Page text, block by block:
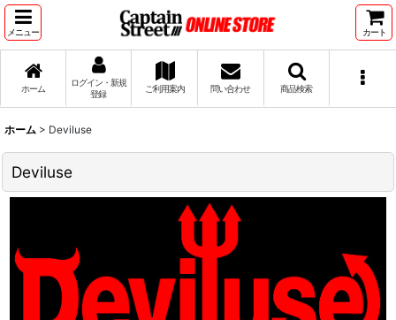
メニュー カート
ホーム
ログイン・新規
登録
ご利用案内 問い合わせ 商品検索
ホーム > Deviluse
Deviluse